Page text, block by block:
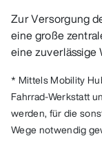
Zur Versorgung
eine große
eine zuverlässige
* Mittels Mobility
Fahrrad-Werkstatt
werden, für die
Wege notwendig